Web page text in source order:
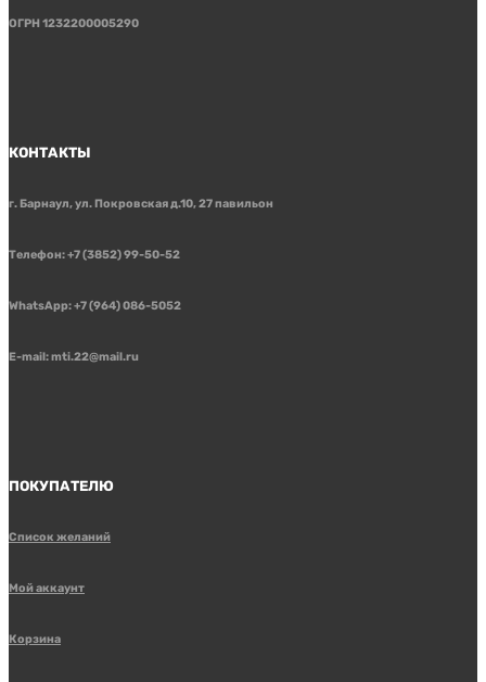
ОГРН 1232200005290
КОНТАКТЫ
г. Барнаул, ул. Покровская д.10, 27 павильон
Телефон: +7 (3852) 99-50-52
WhatsApp: +7 (964) 086-5052
E-mail: mti.22@mail.ru
ПОКУПАТЕЛЮ
Список желаний
Мой аккаунт
Корзина